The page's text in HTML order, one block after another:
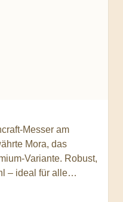
Messer am
Mora, das
Variante. Robust,
– ideal für alle